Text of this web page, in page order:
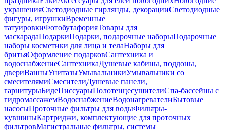
украшенияСветодиодные гирлянды, декорацииСветодиодные
фигуры, игрушкиВременные
татуировкиФотобутафорияТовары для
маскарадаПодаркиПодарки, подарочные наборыПодарочные
наборы косметики для лица и телаНаборы для
бритьяОформление подарковСантехника и
водоснабжениеСантехникаДушевые кабины, поддоны,
двериВанныУнитазыУмывальникиУмывальники со
смесителямиСмесителиДушевые панели,
гарнитурыБидеПиссуарыПолотенцесушителиСпа-бассейны с
гидромассажемВодоснабжениеВодонагревателиБытовые
насосыПроточные фильтры для водыФильтры-
кувшиныКартриджи, комплектующие для проточных
фильтровМагистральные фильтры, системы